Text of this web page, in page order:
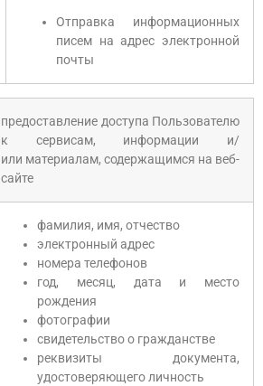
Отправка информационных
писем на адрес электронной
почты
предоставление доступа Пользователю
к сервисам, информации и/
или материалам, содержащимся на веб-
сайте
фамилия, имя, отчество
электронный адрес
номера телефонов
год, месяц, дата и место
рождения
фотографии
свидетельство о гражданстве
реквизиты документа,
удостоверяющего личность